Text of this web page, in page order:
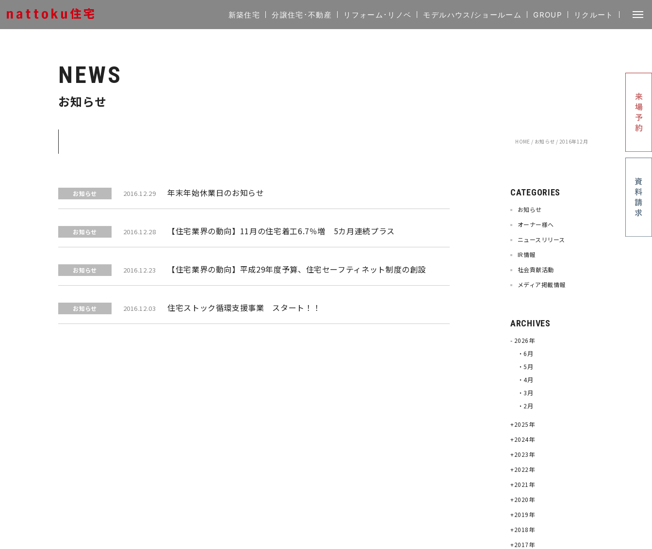
新築住宅 分譲住宅･不動産 リフォーム･リノベ モデルハウス/ショールーム GROUP リクルート
NEWS
お知らせ
HOME / お知らせ / 2016年12月
お知らせ 2016.12.29 年末年始休業日のお知らせ
お知らせ 2016.12.28 【住宅業界の動向】11月の住宅着工6.7％増 5カ月連続プラス
お知らせ 2016.12.23 【住宅業界の動向】平成29年度予算、住宅セーフティネット制度の創設
お知らせ 2016.12.03 住宅ストック循環支援事業 スタート！！
CATEGORIES
お知らせ
オーナー様へ
ニュースリリース
IR情報
社会貢献活動
メディア掲載情報
ARCHIVES
2026年
・6月
・5月
・4月
・3月
・2月
2025年
2024年
2023年
2022年
2021年
2020年
2019年
2018年
2017年